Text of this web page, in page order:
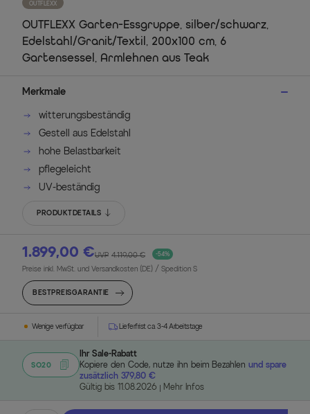
OUTFLEXX
OUTFLEXX Garten-Essgruppe, silber/schwarz,
Edelstahl/Granit/Textil, 200x100 cm, 6
Gartensessel, Armlehnen aus Teak
Merkmale
witterungsbeständig
Gestell aus Edelstahl
hohe Belastbarkeit
pflegeleicht
UV-beständig
PRODUKTDETAILS
1.899,00 € -54%
UVP 4.119,00 €
Preise inkl. MwSt. und Versandkosten (DE) / Spedition S
BESTPREISGARANTIE
Wenige verfügbar Lieferfrist ca. 3-4 Arbeitstage
SO20
Ihr Sale-Rabatt
Kopiere den Code, nutze ihn beim Bezahlen und spare
zusätzlich 379,80 €
Gültig bis 11.08.2026
Mehr Infos